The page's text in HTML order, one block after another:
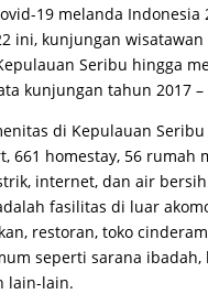
19 melanda Indonesia
ini, kunjungan
Seribu hingga
kunjungan tahun 2017 –
di Kepulauan
661 homestay, 56 rumah
internet, dan air
fasilitas di luar
restoran, toko
seperti sarana ibadah,
lain-lain.